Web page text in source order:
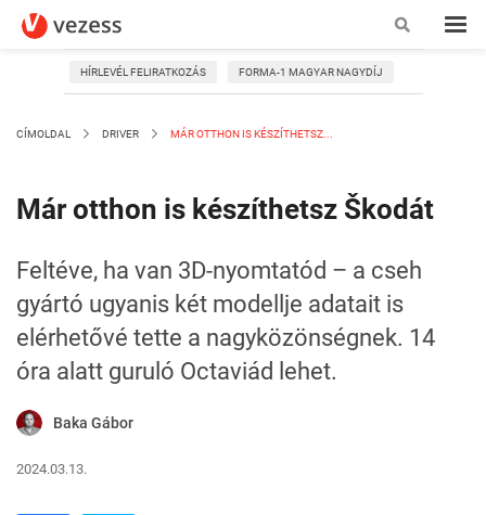
HÍRLEVÉL FELIRATKOZÁS FORMA-1 MAGYAR NAGYDÍJ
CÍMOLDAL DRIVER MÁR OTTHON IS KÉSZÍTHETSZ...
Már otthon is készíthetsz Škodát
Feltéve, ha van 3D-nyomtatód – a cseh
gyártó ugyanis két modellje adatait is
elérhetővé tette a nagyközönségnek. 14
óra alatt guruló Octaviád lehet.
Baka Gábor
2024.03.13.